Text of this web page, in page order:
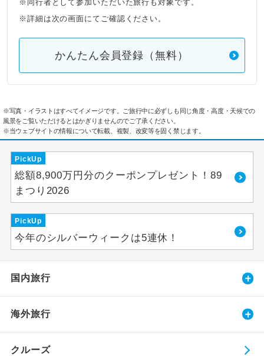
※同行者として参加いただいた旅行も対象です。
※詳細は次の画面にてご確認ください。
かんたん会員登録（無料）
※写真・イラストはすべてイメージです。ご旅行中に必ずしも同じ角度・高度・天候での
風景をご覧いただけるとはかぎりませんのでご了承ください。
※当ウェブサイトの情報について転載、複製、改変等を固く禁じます。
PickUp
総額8,900万円分のクーポンプレゼント！89
まつり2026
PickUp
今年のシルバーウィークは5連休！
国内旅行
海外旅行
クルーズ